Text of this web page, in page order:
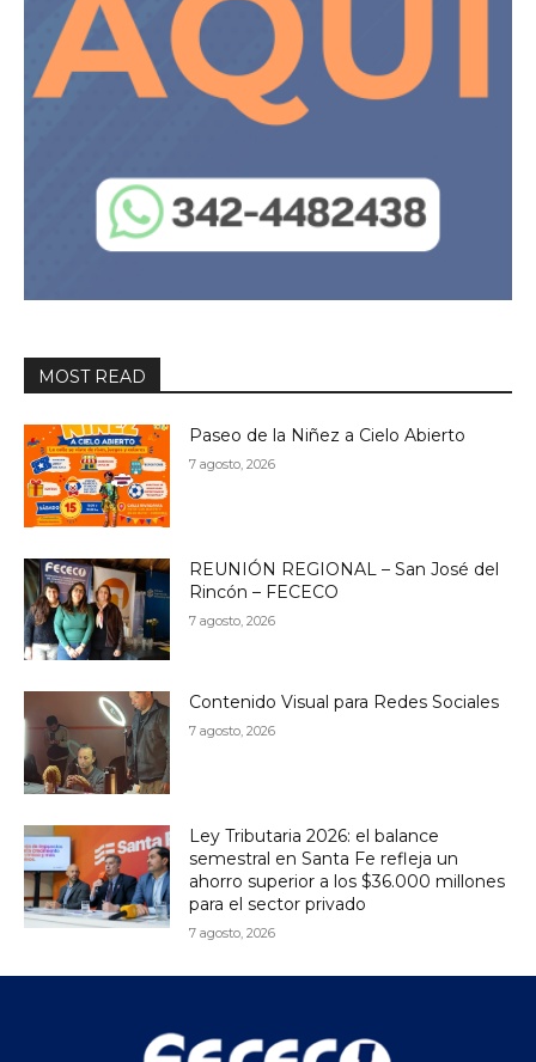
MOST READ
Paseo de la Niñez a Cielo Abierto
7 agosto, 2026
REUNIÓN REGIONAL – San José del
Rincón – FECECO
7 agosto, 2026
Contenido Visual para Redes Sociales
7 agosto, 2026
Ley Tributaria 2026: el balance
semestral en Santa Fe refleja un
ahorro superior a los $36.000 millones
para el sector privado
7 agosto, 2026